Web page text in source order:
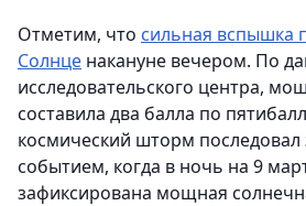
Отметим, что сильная вспышка
Солнце накануне вечером. По
исследовательского центра,
составила два балла по
космический шторм
событием, когда в ночь на 9
зафиксирована мощная